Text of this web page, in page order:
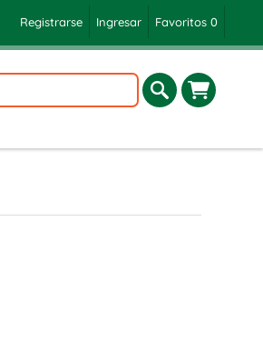
Registrarse Ingresar Favoritos 0